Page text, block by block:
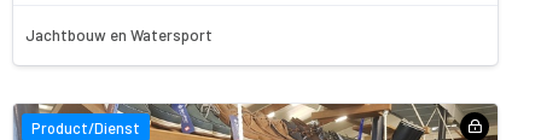
Jachtbouw en Watersport
Product/Dienst